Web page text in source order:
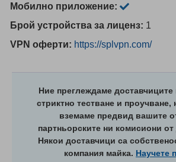
Мобилно приложение:
Брой устройства за лиценз: 1
VPN оферти: https://splvpn.com/
Ние преглеждаме доставчиците
стриктно тестване и проучване,
вземаме предвид вашите
партньорските ни комисиони
Някои доставчици са
компания майка. Научете